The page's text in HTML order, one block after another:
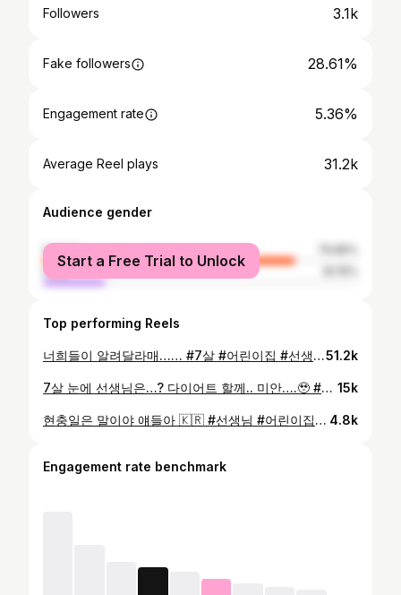
Followers 3.1k
Fake followers 28.61%
Engagement rate 5.36%
Average Reel plays 31.2k
Audience gender
female
male
Start a Free Trial to Unlock
Top performing Reels
너희들이 알려달라매…… #7살 #어린이집 #선생님 #보육교사51.2k
7살 눈에 선생님은…? 다이어트 할께.. 미안….🥹 #보육교사 #7살 #선생님 #어린이집 #다이어트 15k
현충일은 말이야 얘들아 🇰🇷 #선생님 #어린이집 #보육교사 #현충일 #참전용사 4.8k
Engagement rate benchmark